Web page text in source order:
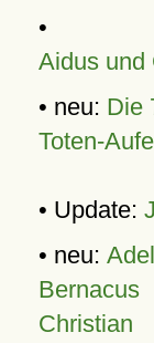
•
Aidus und
• neu: Die
Toten-
• Update:
• neu:
Bernacus
Christian